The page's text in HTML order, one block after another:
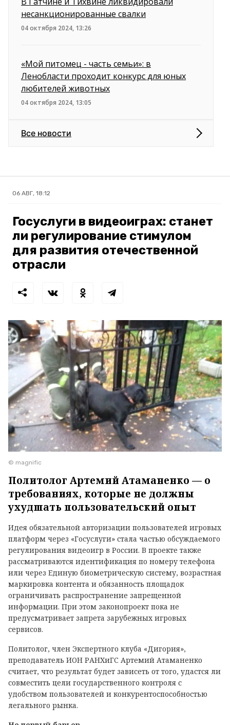
несанкционированные свалки
04 октября 2024, 13:26
«Мой питомец - часть семьи»: в
Ленобласти проходит конкурс для юных
любителей животных
04 октября 2024, 13:05
Все новости
06 АВГ, 18:12
Госуслуги в видеоиграх: станет
ли регулирование стимулом
для развития отечественной
отрасли
© magnific
Политолог Артемий Атаманенко — о
требованиях, которые не должны
ухудшать пользовательский опыт
Идея обязательной авторизации пользователей игровых
платформ через «Госуслуги» стала частью обсуждаемого
регулирования видеоигр в России. В проекте также
рассматриваются идентификация по номеру телефона
или через Единую биометрическую систему, возрастная
маркировка контента и обязанность площадок
ограничивать распространение запрещенной
информации. При этом законопроект пока не
предусматривает запрета зарубежных игровых
сервисов.
Политолог, член Экспертного клуба «Дигория»,
преподаватель ИОН РАНХиГС Артемий Атаманенко
считает, что результат будет зависеть от того, удастся ли
совместить цели государственного контроля с
удобством пользователей и конкурентоспособностью
легального рынка.